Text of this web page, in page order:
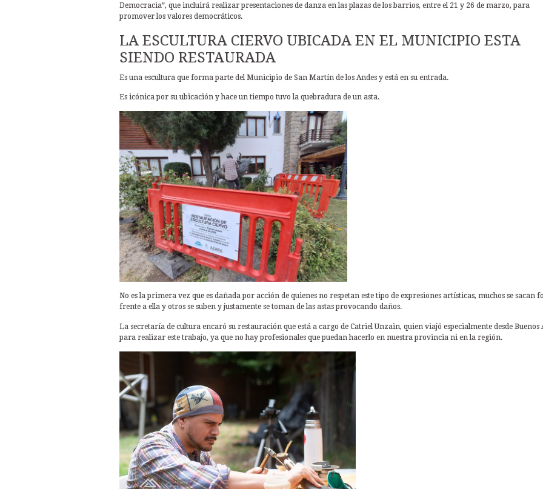
Democracia”, que incluirá realizar presentaciones de danza en las plazas de los barrios, entre el 21 y 26 de marzo, para
promover los valores democráticos.
LA ESCULTURA CIERVO UBICADA EN EL MUNICIPIO ESTA
SIENDO RESTAURADA
Es una escultura que forma parte del Municipio de San Martín de los Andes y está en su entrada.
Es icónica por su ubicación y hace un tiempo tuvo la quebradura de un asta.
No es la primera vez que es dañada por acción de quienes no respetan este tipo de expresiones artísticas, muchos se sacan
frente a ella y otros se suben y justamente se toman de las astas provocando daños.
La secretaría de cultura encaró su restauración que está a cargo de Catriel Unzain, quien viajó especialmente desde Buenos
para realizar este trabajo, ya que no hay profesionales que puedan hacerlo en nuestra provincia ni en la región.